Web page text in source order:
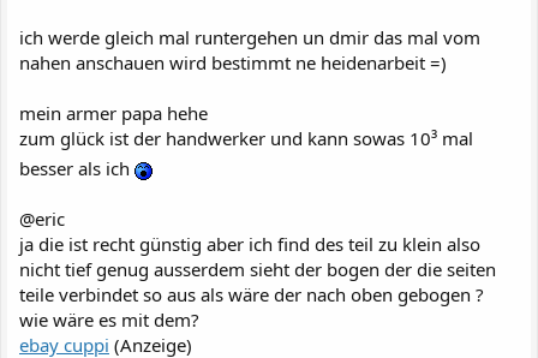
ich werde gleich mal runtergehen un dmir das mal vom
nahen anschauen wird bestimmt ne heidenarbeit =)
mein armer papa hehe
zum glück ist der handwerker und kann sowas 10³ mal
besser als ich
@eric
ja die ist recht günstig aber ich find des teil zu klein also
nicht tief genug ausserdem sieht der bogen der die seiten
teile verbindet so aus als wäre der nach oben gebogen ?
wie wäre es mit dem?
ebay cuppi (Anzeige)